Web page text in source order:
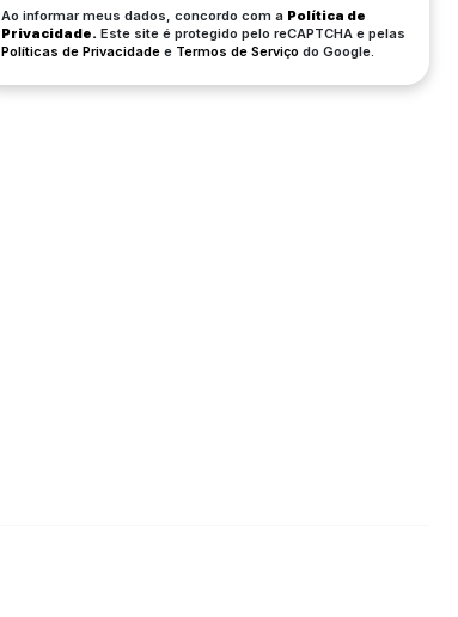
Ao informar meus dados, concordo com a Política de
Privacidade. Este site é protegido pelo reCAPTCHA e pelas
Políticas de Privacidade e Termos de Serviço do Google.